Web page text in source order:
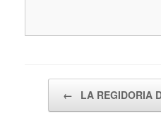
← LA REGIDORIA